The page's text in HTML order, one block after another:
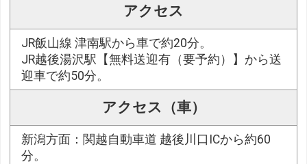
アクセス
JR飯山線 津南駅から車で約20分。
JR越後湯沢駅【無料送迎有（要予約）】から送
迎車で約50分。
アクセス（車）
新潟方面：関越自動車道 越後川口ICから約60
分。